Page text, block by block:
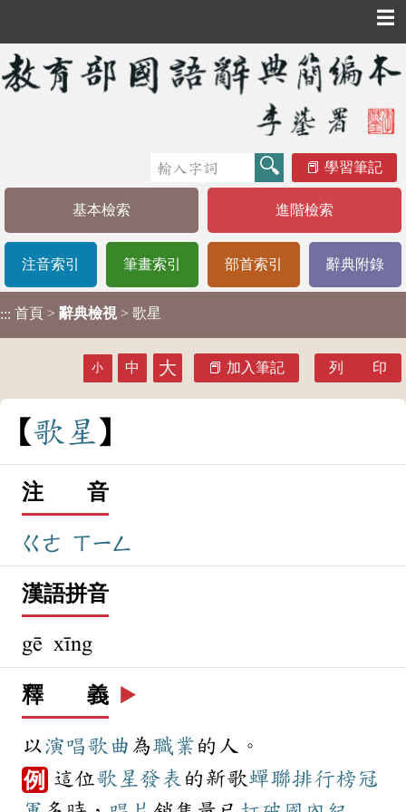
☰
學習筆記
基本檢索 進階檢索
注音索引 筆畫索引 部首索引 辭典附錄
::: 首頁 > 辭典檢視 > 歌星
小 中 大 加入筆記 列 印
歌 星
注 音
ㄍㄜ ㄒㄧㄥ
漢語拼音
gē xīng
釋 義 ▶️
以 演唱歌曲 為職業 的人。
例 這位歌星 發表 的新歌蟬聯排行榜冠